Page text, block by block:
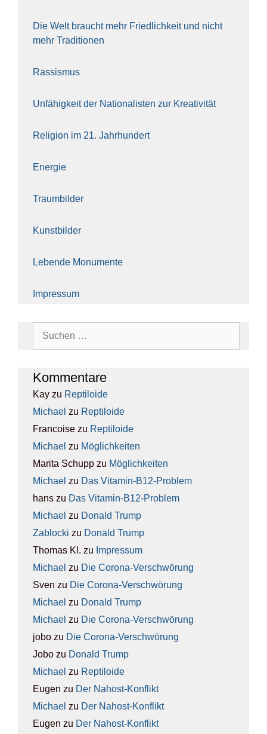
Die Welt braucht mehr Fried­lich­keit und nicht
mehr Tra­di­tio­nen
Ras­sis­mus
Unfä­hig­keit der Natio­na­lis­ten zur Krea­ti­vi­tät
Reli­gi­on im 21. Jahr­hun­dert
Ener­gie
Traum­bil­der
Kunst­bil­der
Leben­de Monu­men­te
Impres­sum
Kom­men­ta­re
Kay zu Rep­ti­lo­ide
Michael zu Rep­ti­lo­ide
Francoise zu Rep­ti­lo­ide
Michael zu Mög­lich­kei­ten
Marita Schupp zu Mög­lich­kei­ten
Michael zu Das Vit­amin-B12-Pro­blem
hans zu Das Vit­amin-B12-Pro­blem
Michael zu Donald Trump
Zablocki zu Donald Trump
Thomas Kl. zu Impres­sum
Michael zu Die Coro­na-Ver­schwö­rung
Sven zu Die Coro­na-Ver­schwö­rung
Michael zu Donald Trump
Michael zu Die Coro­na-Ver­schwö­rung
jobo zu Die Coro­na-Ver­schwö­rung
Jobo zu Donald Trump
Michael zu Rep­ti­lo­ide
Eugen zu Der Nah­ost-Kon­flikt
Michael zu Der Nah­ost-Kon­flikt
Eugen zu Der Nah­ost-Kon­flikt